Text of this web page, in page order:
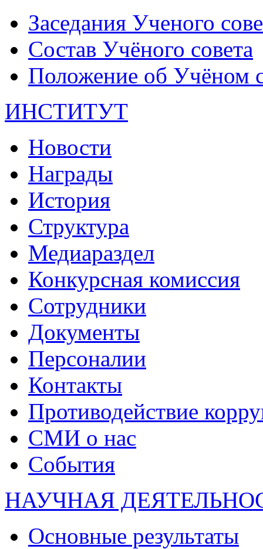
Заседания Ученого
Состав Учёного совета
Положение об Учёном
ИНСТИТУТ
Новости
Награды
История
Структура
Медиараздел
Конкурсная комиссия
Сотрудники
Документы
Персоналии
Контакты
Противодействие
СМИ о нас
События
НАУЧНАЯ
Основные результаты